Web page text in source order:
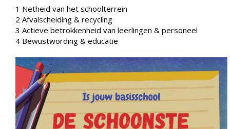
1 Netheid van het schoolterrein
2 Afvalscheiding & recycling
3 Actieve betrokkenheid van leerlingen & personeel
4 Bewustwording & educatie